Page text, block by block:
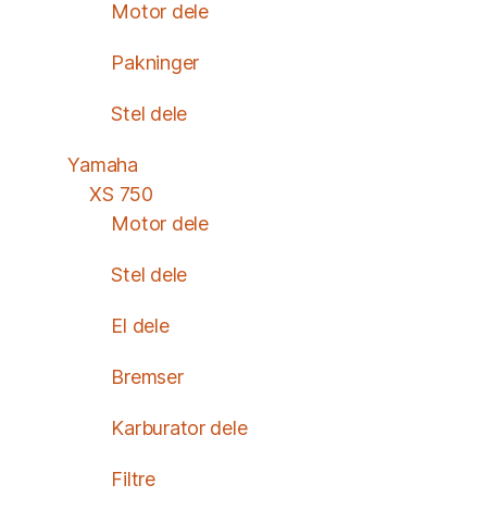
Motor dele
Pakninger
Stel dele
Yamaha
XS 750
Motor dele
Stel dele
El dele
Bremser
Karburator dele
Filtre